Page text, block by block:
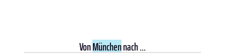
VonMünchennach ...